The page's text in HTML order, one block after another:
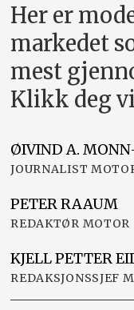
Her er
markedet
mest
Klikk deg
ØIVIND A.
JOURNALIST
PETERRAAUM
REDAKTØR MOTOR
KJELL PETTER
REDAKSJONSSJEF